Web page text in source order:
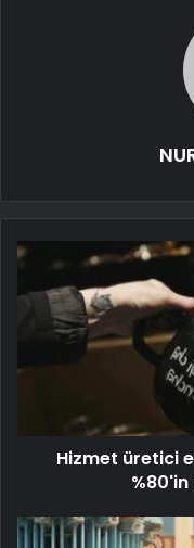
Hizmet üretici
%80'in